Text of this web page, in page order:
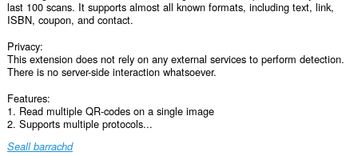
last 100 scans. It supports almost all known formats, including text, link,
ISBN, coupon, and contact.
Privacy:
This extension does not rely on any external services to perform detection.
There is no server-side interaction whatsoever.
Features:
1. Read multiple QR-codes on a single image
2. Supports multiple protocols...
Seall barrachd